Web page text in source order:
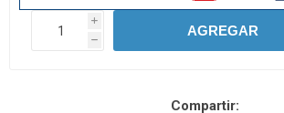
i
h
AGREGAR
Compartir: